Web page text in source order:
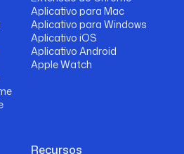
Aplicativo para Mac
Aplicativo para Windows
Aplicativo iOS
Aplicativo Android
Apple Watch
Recursos